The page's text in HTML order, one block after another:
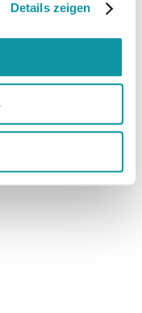
Details zeigen